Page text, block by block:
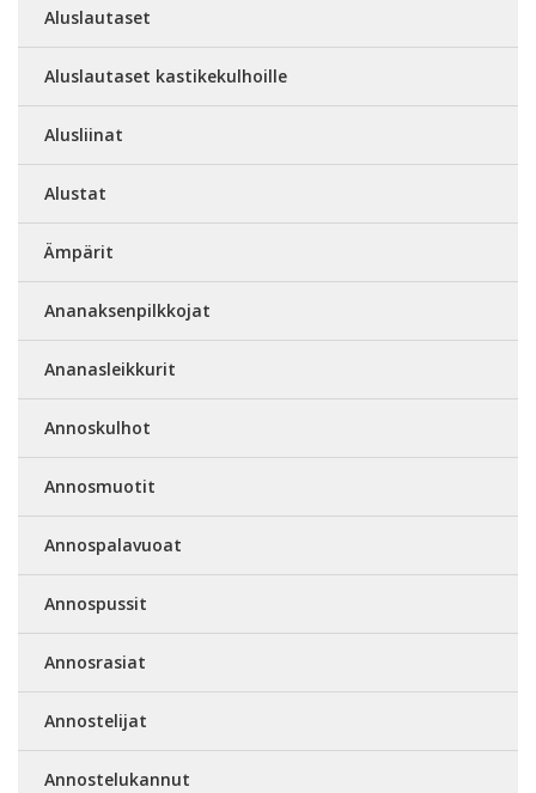
Aluslautaset
Aluslautaset kastikekulhoille
Alusliinat
Alustat
Ämpärit
Ananaksenpilkkojat
Ananasleikkurit
Annoskulhot
Annosmuotit
Annospalavuoat
Annospussit
Annosrasiat
Annostelijat
Annostelukannut